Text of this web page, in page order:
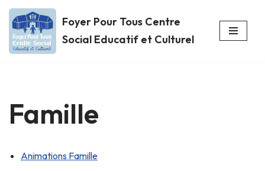
Aller
au
Foyer Pour Tous Centre
Social Educatif et Culturel
Famille
Animations Famille